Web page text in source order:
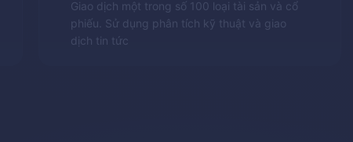
Giao dịch một trong số 100 loại tài sản và cổ
phiếu. Sử dụng phân tích kỹ thuật và giao
dịch tin tức